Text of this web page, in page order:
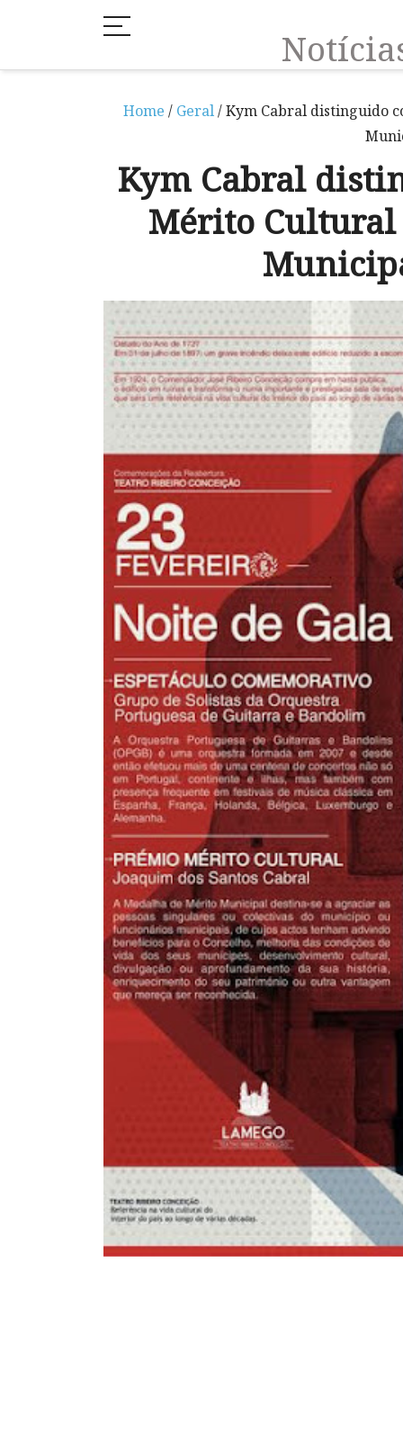
Home / Geral/ Kym Cabral distinguido
Kym Cabral
Mérito Cultural